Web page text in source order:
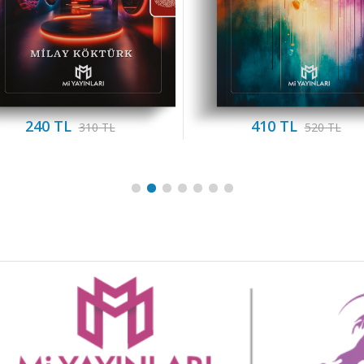
240 TL 310 TL 410 TL 520 TL